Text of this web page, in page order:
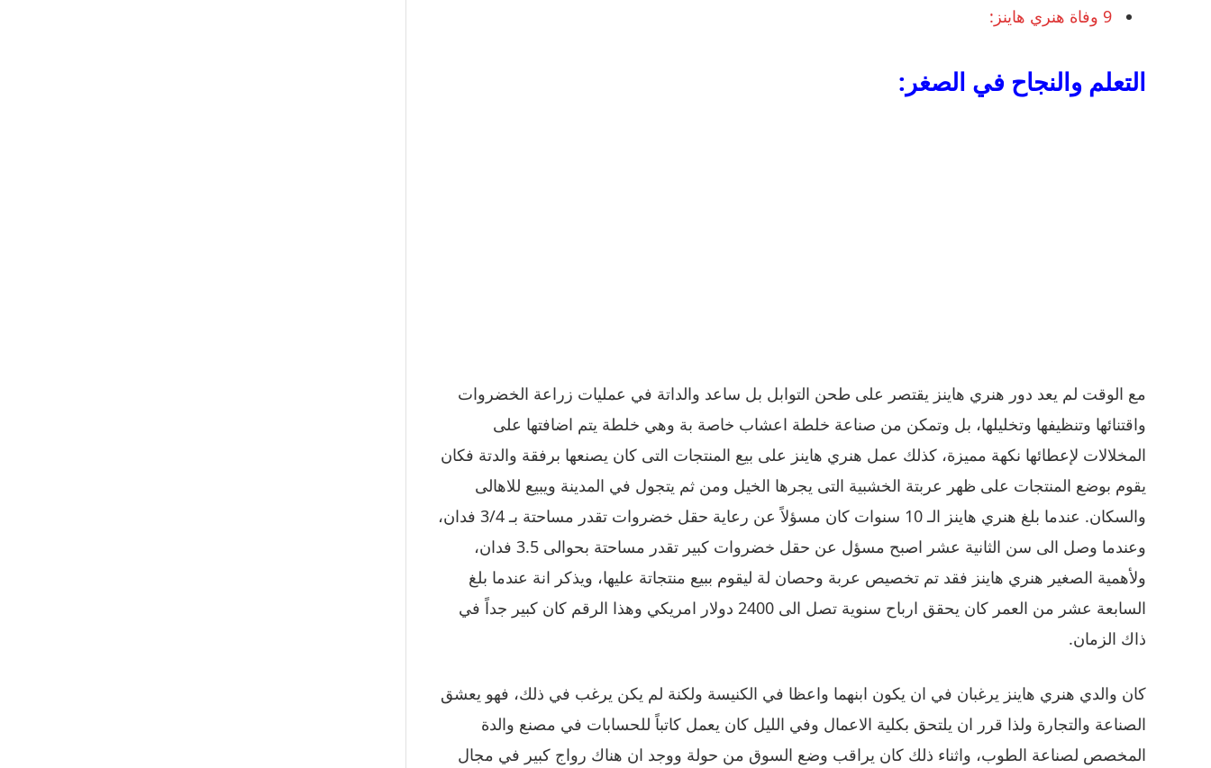
9 وفاة هنري هاينز:
التعلم والنجاح في الصغر:
مع الوقت لم يعد دور هنري هاينز يقتصر على طحن التوابل بل ساعد والداتة في عمليات زراعة الخضروات
واقتنائها وتنظيفها وتخليلها، بل وتمكن من صناعة خلطة اعشاب خاصة بة وهي خلطة يتم اضافتها على
المخلالات لإعطائها نكهة مميزة، كذلك عمل هنري هاينز على بيع المنتجات التى كان يصنعها برفقة والدتة فكان
يقوم بوضع المنتجات على ظهر عربتة الخشبية التى يجرها الخيل ومن ثم يتجول في المدينة ويبيع للاهالى
والسكان. عندما بلغ هنري هاينز الـ 10 سنوات كان مسؤلاً عن رعاية حقل خضروات تقدر مساحتة بـ 3/4 فدان،
وعندما وصل الى سن الثانية عشر اصبح مسؤل عن حقل خضروات كبير تقدر مساحتة بحوالى 3.5 فدان،
ولأهمية الصغير هنري هاينز فقد تم تخصيص عربة وحصان لة ليقوم ببيع منتجاتة عليها، ويذكر انة عندما بلغ
السابعة عشر من العمر كان يحقق ارباح سنوية تصل الى 2400 دولار امريكي وهذا الرقم كان كبير جداً في
ذاك الزمان.
كان والدي هنري هاينز يرغبان في ان يكون ابنهما واعظا في الكنيسة ولكنة لم يكن يرغب في ذلك، فهو يعشق
الصناعة والتجارة ولذا قرر ان يلتحق بكلية الاعمال وفي الليل كان يعمل كاتباً للحسابات في مصنع والدة
المخصص لصناعة الطوب، واثناء ذلك كان يراقب وضع السوق من حولة ووجد ان هناك رواج كبير في مجال